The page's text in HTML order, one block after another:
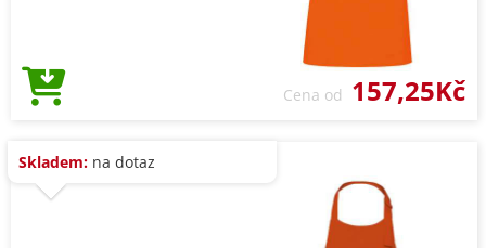
Cena od 157,25Kč
Skladem: na dotaz